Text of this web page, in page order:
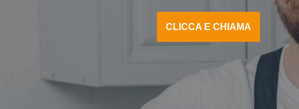
CLICCA E CHIAMA